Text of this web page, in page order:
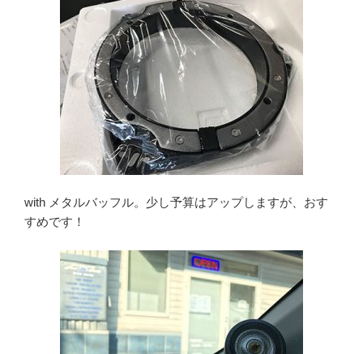
with メタルバッフル。少し予算はアップしますが、おす
すめです！